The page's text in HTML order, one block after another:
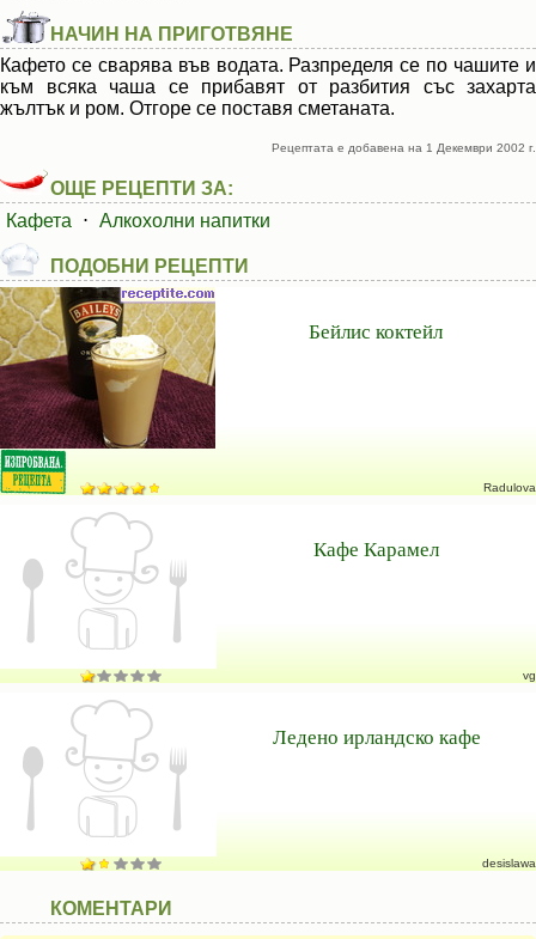
НАЧИН НА ПРИГОТВЯНЕ
Кафето се сварява във водата. Разпределя се по чашите и
към всяка чаша се прибавят от разбития със захарта
жълтък и ром. Отгоре се поставя сметаната.
Рецептата е добавена на 1 Декември 2002 г.
ОЩЕ РЕЦЕПТИ ЗА:
Кафета
⋅ Алкохолни напитки
ПОДОБНИ РЕЦЕПТИ
Бейлис коктейл
Radulova
Кафе Карамел
vg
Ледено ирландско кафе
desislawa
КОМЕНТАРИ